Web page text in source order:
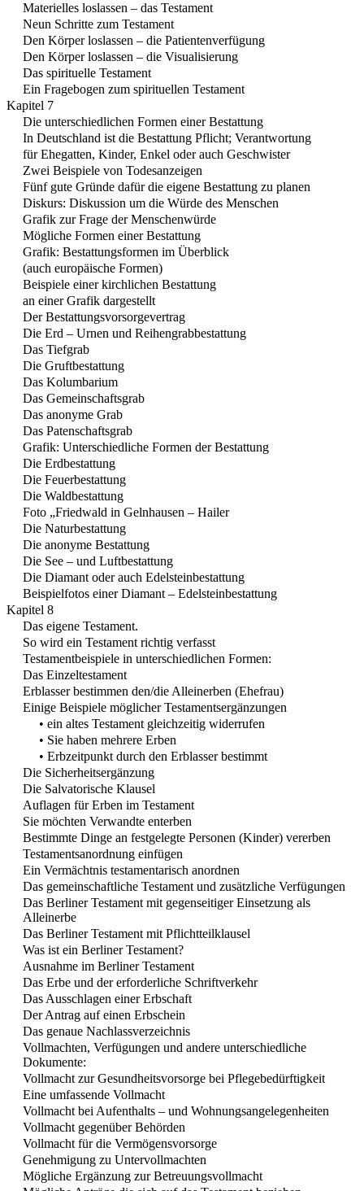
Materielles loslassen – das Testament
Neun Schritte zum Testament
Den Körper loslassen – die Patientenverfügung
Den Körper loslassen – die Visualisierung
Das spirituelle Testament
Ein Fragebogen zum spirituellen Testament
Kapitel 7
Die unterschiedlichen Formen einer Bestattung
In Deutschland ist die Bestattung Pflicht; Verantwortung
für Ehegatten, Kinder, Enkel oder auch Geschwister
Zwei Beispiele von Todesanzeigen
Fünf gute Gründe dafür die eigene Bestattung zu planen
Diskurs: Diskussion um die Würde des Menschen
Grafik zur Frage der Menschenwürde
Mögliche Formen einer Bestattung
Grafik: Bestattungsformen im Überblick
(auch europäische Formen)
Beispiele einer kirchlichen Bestattung
an einer Grafik dargestellt
Der Bestattungsvorsorgevertrag
Die Erd – Urnen und Reihengrabbestattung
Das Tiefgrab
Die Gruftbestattung
Das Kolumbarium
Das Gemeinschaftsgrab
Das anonyme Grab
Das Patenschaftsgrab
Grafik: Unterschiedliche Formen der Bestattung
Die Erdbestattung
Die Feuerbestattung
Die Waldbestattung
Foto „Friedwald in Gelnhausen – Hailer
Die Naturbestattung
Die anonyme Bestattung
Die See – und Luftbestattung
Die Diamant oder auch Edelsteinbestattung
Beispielfotos einer Diamant – Edelsteinbestattung
Kapitel 8
Das eigene Testament.
So wird ein Testament richtig verfasst
Testamentbeispiele in unterschiedlichen Formen:
Das Einzeltestament
Erblasser bestimmen den/die Alleinerben (Ehefrau)
Einige Beispiele möglicher Testamentsergänzungen
• ein altes Testament gleichzeitig widerrufen
• Sie haben mehrere Erben
• Erbzeitpunkt durch den Erblasser bestimmt
Die Sicherheitsergänzung
Die Salvatorische Klausel
Auflagen für Erben im Testament
Sie möchten Verwandte enterben
Bestimmte Dinge an festgelegte Personen (Kinder) vererben
Testamentsanordnung einfügen
Ein Vermächtnis testamentarisch anordnen
Das gemeinschaftliche Testament und zusätzliche Verfügungen
Das Berliner Testament mit gegenseitiger Einsetzung als
Alleinerbe
Das Berliner Testament mit Pflichtteilklausel
Was ist ein Berliner Testament?
Ausnahme im Berliner Testament
Das Erbe und der erforderliche Schriftverkehr
Das Ausschlagen einer Erbschaft
Der Antrag auf einen Erbschein
Das genaue Nachlassverzeichnis
Vollmachten, Verfügungen und andere unterschiedliche
Dokumente:
Vollmacht zur Gesundheitsvorsorge bei Pflegebedürftigkeit
Eine umfassende Vollmacht
Vollmacht bei Aufenthalts – und Wohnungsangelegenheiten
Vollmacht gegenüber Behörden
Vollmacht für die Vermögensvorsorge
Genehmigung zu Untervollmachten
Mögliche Ergänzung zur Betreuungsvollmacht